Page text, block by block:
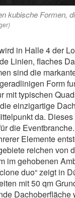
kubische Formen,
in Halle 4 der
Linien, flaches
sind die
Form
mit typischen
einzigartige
da.
die
Elemente
reichen von
im gehobenen
duo“ zeigt in
mit 50 qm
Dachoberfläche